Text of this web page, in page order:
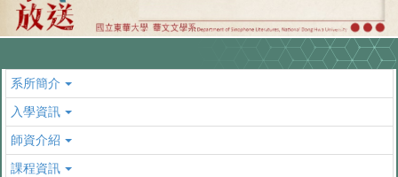
系所簡介
入學資訊
師資介紹
課程資訊